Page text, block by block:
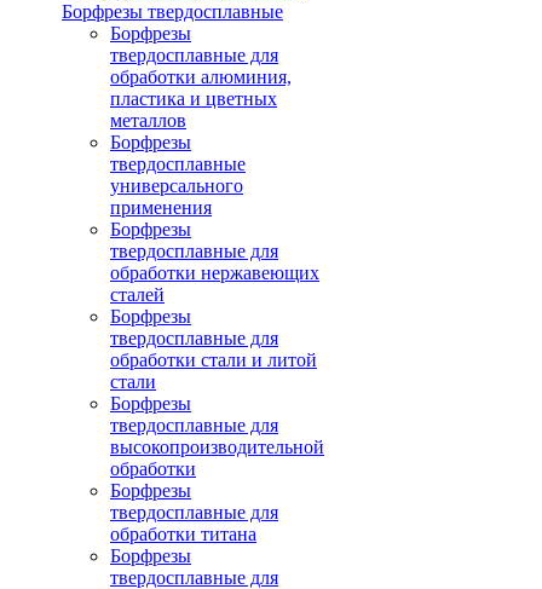
Борфрезы твердосплавные
Борфрезы
твердосплавные для
обработки алюминия,
пластика и цветных
металлов
Борфрезы
твердосплавные
универсального
применения
Борфрезы
твердосплавные для
обработки нержавеющих
сталей
Борфрезы
твердосплавные для
обработки стали и литой
стали
Борфрезы
твердосплавные для
высокопроизводительной
обработки
Борфрезы
твердосплавные для
обработки титана
Борфрезы
твердосплавные для